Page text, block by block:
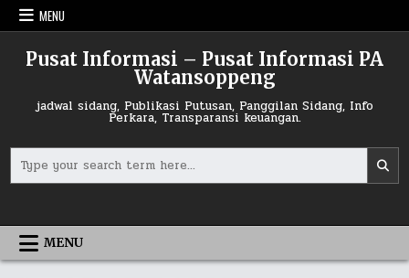
Skip
to
MENU
Pusat Informasi – Pusat Informasi PA
Watansoppeng
jadwal sidang, Publikasi Putusan, Panggilan Sidang, Info
Perkara, Transparansi keuangan.
for:
MENU